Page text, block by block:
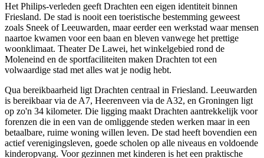
Het Philips-verleden geeft Drachten een eigen identiteit binnen
Friesland. De stad is nooit een toeristische bestemming geweest
zoals Sneek of Leeuwarden, maar eerder een werkstad waar mensen
naartoe kwamen voor een baan en bleven vanwege het prettige
woonklimaat. Theater De Lawei, het winkelgebied rond de
Moleneind en de sportfaciliteiten maken Drachten tot een
volwaardige stad met alles wat je nodig hebt.
Qua bereikbaarheid ligt Drachten centraal in Friesland. Leeuwarden
is bereikbaar via de A7, Heerenveen via de A32, en Groningen ligt
op zo'n 34 kilometer. Die ligging maakt Drachten aantrekkelijk voor
forenzen die in een van de omliggende steden werken maar in een
betaalbare, ruime woning willen leven. De stad heeft bovendien een
actief verenigingsleven, goede scholen op alle niveaus en voldoende
kinderopvang. Voor gezinnen met kinderen is het een praktische